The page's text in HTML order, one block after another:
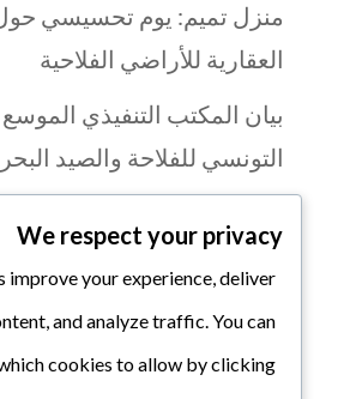
منزل تميم: يوم تحسيسي حول
العقارية للأراضي الفلاحية
بيان المكتب التنفيذي الموسع
التونسي للفلاحة والصيد
المالية
اتحاد الفلاحة يطلق صيحة فزع
السردينة من الاتلاف
We respect your privacy
improve your experience, deliver
and analyze traffic. You can
cookies to allow by clicking